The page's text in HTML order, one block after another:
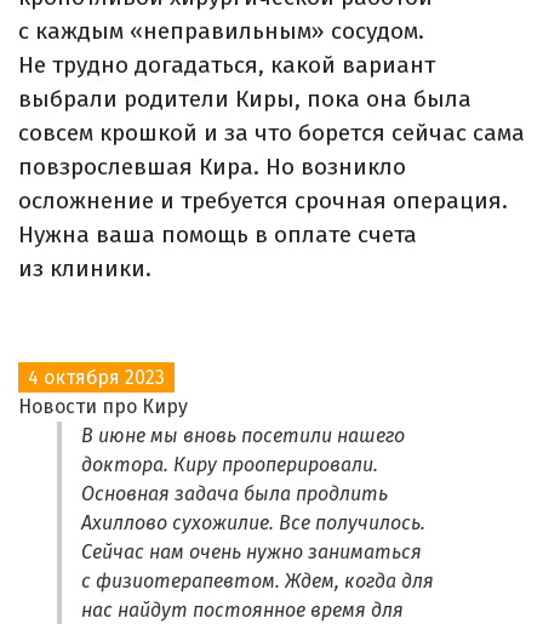
с каждым «неправильным» сосудом.
Не трудно догадаться, какой вариант
выбрали родители Киры, пока она была
совсем крошкой и за что борется сейчас сама
повзрослевшая Кира. Но возникло
осложнение и требуется срочная операция.
Нужна ваша помощь в оплате счета
из клиники.
4 октября 2023
Новости про Киру
В июне мы вновь посетили нашего
доктора. Киру прооперировали.
Основная задача была продлить
Ахиллово сухожилие. Все получилось.
Сейчас нам очень нужно заниматься
с физиотерапевтом. Ждем, когда для
нас найдут постоянное время для